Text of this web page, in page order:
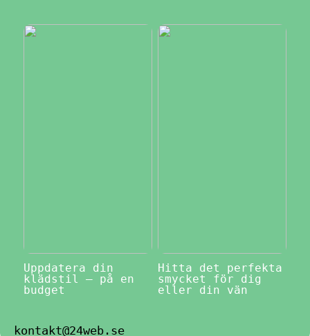
Uppdatera din
klädstil – på en
budget
Hitta det perfekta
smycket för dig
eller din vän
kontakt@24web.se